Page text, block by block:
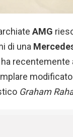
AMG
di una
recentemente
Graham